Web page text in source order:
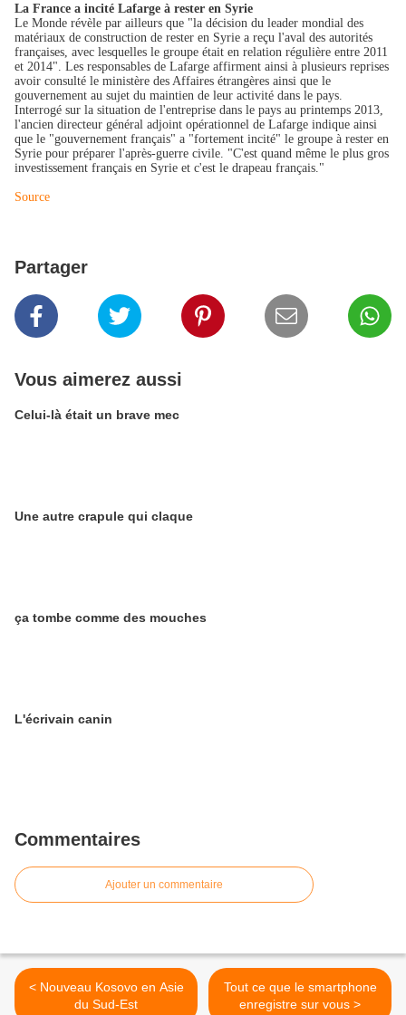
La France a incité Lafarge à rester en Syrie
Le Monde révèle par ailleurs que "la décision du leader mondial des
matériaux de construction de rester en Syrie a reçu l'aval des autorités
françaises, avec lesquelles le groupe était en relation régulière entre 2011
et 2014". Les responsables de Lafarge affirment ainsi à plusieurs reprises
avoir consulté le ministère des Affaires étrangères ainsi que le
gouvernement au sujet du maintien de leur activité dans le pays.
Interrogé sur la situation de l'entreprise dans le pays au printemps 2013,
l'ancien directeur général adjoint opérationnel de Lafarge indique ainsi
que le "gouvernement français" a "fortement incité" le groupe à rester en
Syrie pour préparer l'après-guerre civile. "C'est quand même le plus gros
investissement français en Syrie et c'est le drapeau français."
Source
Partager
Vous aimerez aussi
Celui-là était un brave mec
Une autre crapule qui claque
ça tombe comme des mouches
L'écrivain canin
Commentaires
Ajouter un commentaire
< Nouveau Kosovo en Asie
du Sud-Est
Tout ce que le smartphone
enregistre sur vous >